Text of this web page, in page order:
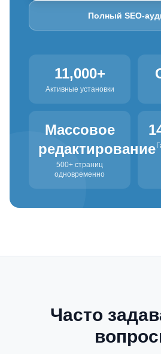
Полный SEO-
11,000+
Активные установки
Массовое
редактирование
500+ страниц
одновременно
Часто